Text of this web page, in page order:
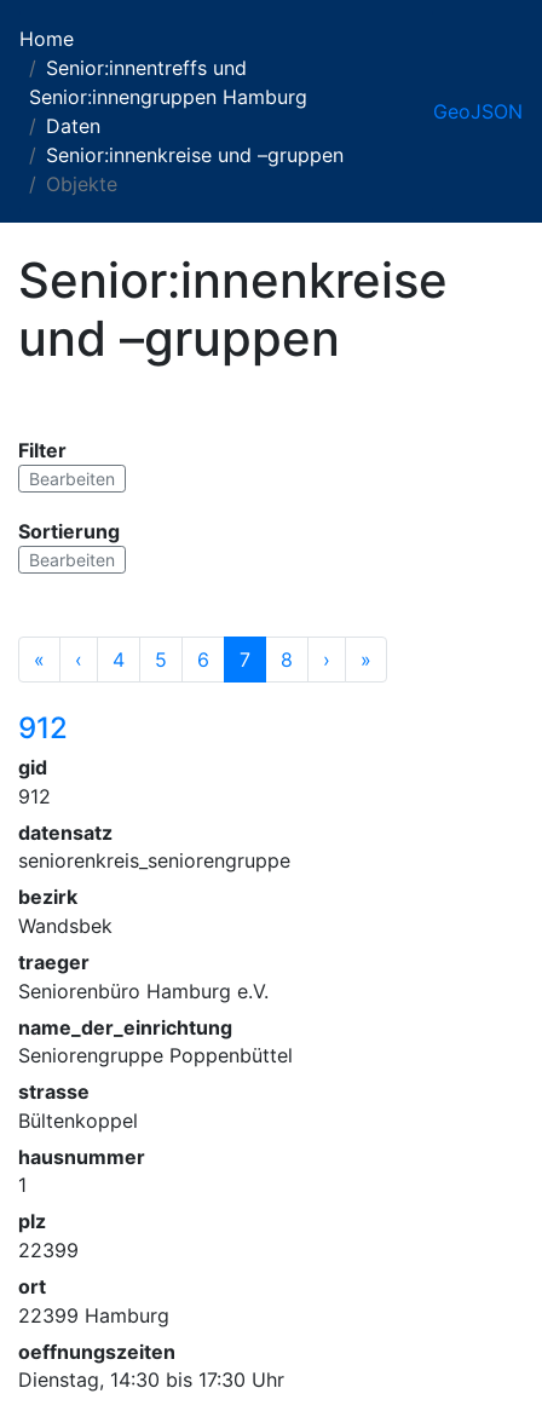
Home
Senior:innentreffs und
Senior:innengruppen Hamburg
Daten
Senior:innenkreise und –gruppen
Objekte
GeoJSON
Senior:innenkreise
und –gruppen
Filter
Bearbeiten
Sortierung
Bearbeiten
« ‹ 4 5 6 7 8 › »
912
gid
912
datensatz
seniorenkreis_seniorengruppe
bezirk
Wandsbek
traeger
Seniorenbüro Hamburg e.V.
name_der_einrichtung
Seniorengruppe Poppenbüttel
strasse
Bültenkoppel
hausnummer
1
plz
22399
ort
22399 Hamburg
oeffnungszeiten
Dienstag, 14:30 bis 17:30 Uhr